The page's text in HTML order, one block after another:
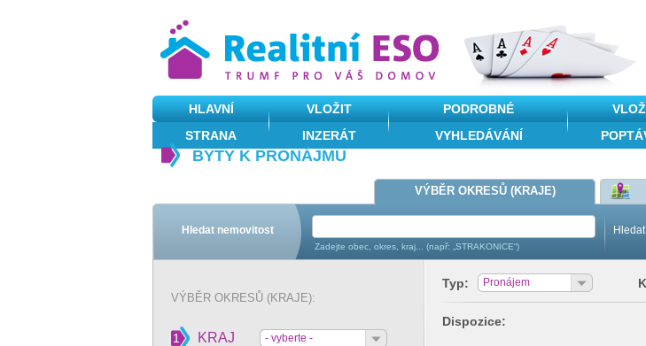
BYTY K PRONÁJMU
VÝBĚR OKRESŮ (KRAJE):
1 KRAJ - vyberte -
Typ: Pronájem
Dispozice:
VÝBĚR OKRESŮ (KRAJE)
Hledat nemovitost
Zadejte obec, okres, kraj... (např: „STRAKONICE“)
HLAVNÍ
STRANA
VLOŽIT
INZERÁT
PODROBNÉ
VYHLEDÁVÁNÍ